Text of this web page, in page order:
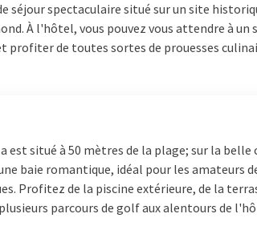
séjour spectaculaire situé sur un site
À l'hôtel, vous pouvez vous attendre à un
profiter de toutes sortes de prouesses
est situé à 50 mètres de la plage; sur la belle
baie romantique, idéal pour les amateurs
Profitez de la piscine extérieure, de la
parcours de golf aux alentours de